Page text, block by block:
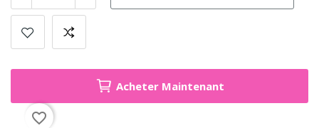
Acheter Maintenant
favorite_border